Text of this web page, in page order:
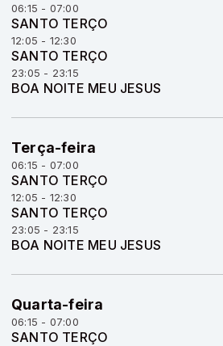
06:15 - 07:00
SANTO TERÇO
12:05 - 12:30
SANTO TERÇO
23:05 - 23:15
BOA NOITE MEU JESUS
Terça-feira
06:15 - 07:00
SANTO TERÇO
12:05 - 12:30
SANTO TERÇO
23:05 - 23:15
BOA NOITE MEU JESUS
Quarta-feira
06:15 - 07:00
SANTO TERÇO